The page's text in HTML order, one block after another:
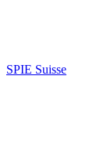
SPIE Suisse